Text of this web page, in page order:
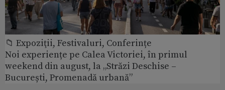
📁 Expoziţii, Festivaluri, Conferințe
Noi experiențe pe Calea Victoriei, în primul
weekend din august, la „Străzi Deschise –
București, Promenadă urbană”